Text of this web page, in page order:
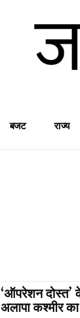
बजट राज्य
‘ऑपरेशन दोस्त’
अलापा कश्मीर का